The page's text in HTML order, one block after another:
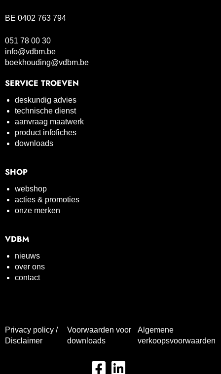
BE 0402 763 794
051 78 00 30
info@vdbm.be
boekhouding@vdbm.be
SERVICE TROEVEN
deskundig advies
technische dienst
aanvraag maatwerk
product infofiches
downloads
SHOP
webshop
acties & promoties
onze merken
VDBM
nieuws
over ons
contact
Privacy policy /
Disclaimer
Voorwaarden voor
downloads
Algemene
verkoopsvoorwaarden